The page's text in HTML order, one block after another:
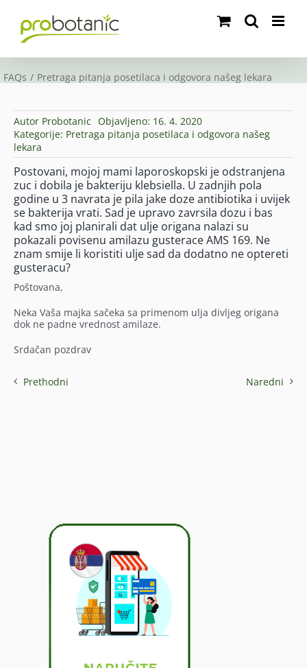
content
FAQs Pretraga pitanja posetilaca i odgovora našeg lekara
Autor Probotanic Objavljeno: 16. 4. 2020
Kategorije: Pretraga pitanja posetilaca i odgovora našeg
lekara
Postovani, mojoj mami laporoskopski je odstranjena
zuc i dobila je bakteriju klebsiella. U zadnjih pola
godine u 3 navrata je pila jake doze antibiotika i uvijek
se bakterija vrati. Sad je upravo zavrsila dozu i bas
kad smo joj planirali dat ulje origana nalazi su
pokazali povisenu amilazu gusterace AMS 169. Ne
znam smije li koristiti ulje sad da dodatno ne optereti
gusteracu?
Poštovana,
Neka Vaša majka sačeka sa primenom ulja divljeg origana
dok ne padne vrednost amilaze.
Srdačan pozdrav
Prethodni Naredni